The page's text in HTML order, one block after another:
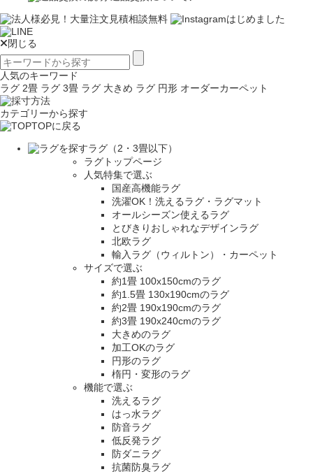
閉じる
人気のキーワード
ラグ 2畳 ラグ 3畳 ラグ 大きめ ラグ 円形 オーダーカーペット
カテゴリーから探す
TOPに戻る
ラグ（2・3畳以下）
ラグトップページ
人気特集で選ぶ
国産高機能ラグ
洗濯OK！洗えるラグ・ラグマット
オールシーズン使えるラグ
とびきりおしゃれなデザインラグ
北欧ラグ
輸入ラグ（ウィルトン）・カーペット
サイズで選ぶ
約1畳 100x150cmのラグ
約1.5畳 130x190cmのラグ
約2畳 190x190cmのラグ
約3畳 190x240cmのラグ
大きめのラグ
加工OKのラグ
円形のラグ
楕円・変形のラグ
機能で選ぶ
洗えるラグ
はっ水ラグ
防音ラグ
低反発ラグ
防ダニラグ
抗菌防臭ラグ